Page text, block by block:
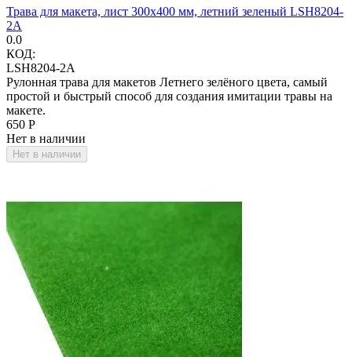
Трава для макета, лист 300х400 мм, летний зеленый LSH8204-
2A
0.0
КОД:
LSH8204-2A
Рулонная трава для макетов Летнего зелёного цвета, самый
простой и быстрый способ для создания имитации травы на
макете.
‍650‍ Р
Нет в наличии
Нет в наличии